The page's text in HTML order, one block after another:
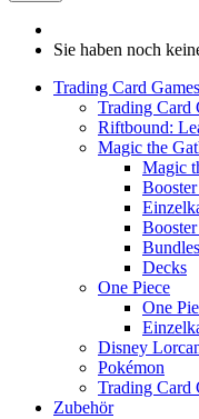
Sie haben noch
Trading Card Games
Trading Card
Riftbound:
Magic the
Magic
Bundles
Decks
One Piece
One
Disney
Pokémon
Trading Card
Zubehör